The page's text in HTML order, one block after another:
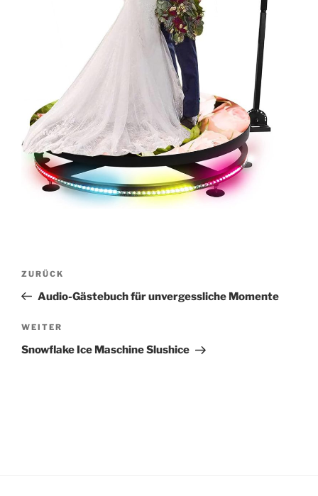
Beitragsnavigation
Vorheriger
Beitrag
ZURÜCK
Audio-Gästebuch für unvergessliche Momente
Nächster
Beitrag
WEITER
Snowflake Ice Maschine Slushice